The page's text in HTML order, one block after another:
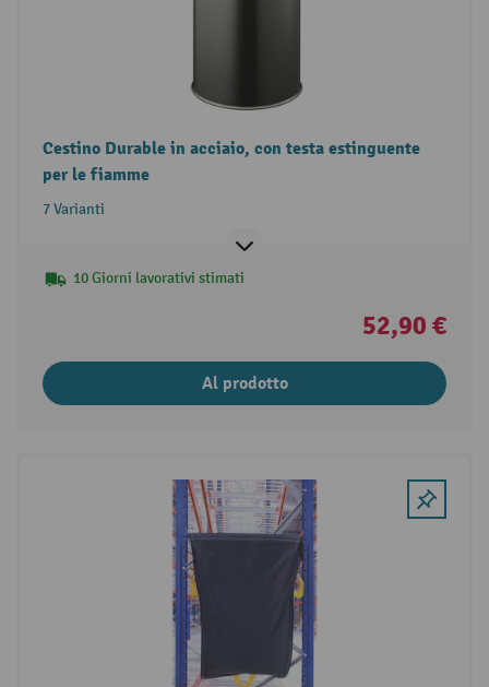
Cestino Durable in acciaio, con testa estinguente
per le fiamme
7 Varianti
10 Giorni lavorativi stimati
52,90 €
Al prodotto